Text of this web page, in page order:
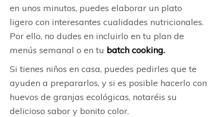
en unos minutos, puedes elaborar un plato
ligero con interesantes cualidades nutricionales.
Por ello, no dudes en incluirlo en tu plan de
menús semanal o en tu batch cooking.
Si tienes niños en casa, puedes pedirles que te
ayuden a prepararlos, y si es posible hacerlo con
huevos de granjas ecológicas, notaréis su
delicioso sabor y bonito color.